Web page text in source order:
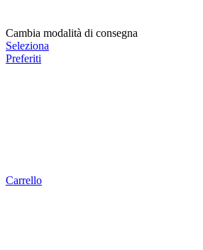
Cambia modalità di consegna
Seleziona
Preferiti
Carrello